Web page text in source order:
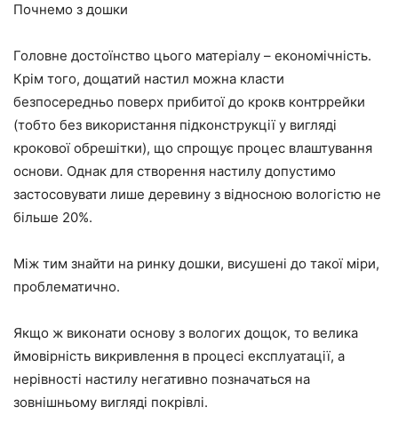
Почнемо з дошки
Головне достоїнство цього матеріалу – економічність.
Крім того, дощатий настил можна класти
безпосередньо поверх прибитої до крокв контррейки
(тобто без використання підконструкції у вигляді
крокової обрешітки), що спрощує процес влаштування
основи. Однак для створення настилу допустимо
застосовувати лише деревину з відносною вологістю не
більше 20%.
Між тим знайти на ринку дошки, висушені до такої міри,
проблематично.
Якщо ж виконати основу з вологих дощок, то велика
ймовірність викривлення в процесі експлуатації, а
нерівності настилу негативно позначаться на
зовнішньому вигляді покрівлі.